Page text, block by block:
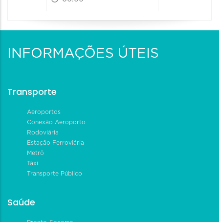
INFORMAÇÕES ÚTEIS
Transporte
Aeroportos
Conexão Aeroporto
Rodoviária
Estação Ferroviária
Metrô
Táxi
Transporte Público
Saúde